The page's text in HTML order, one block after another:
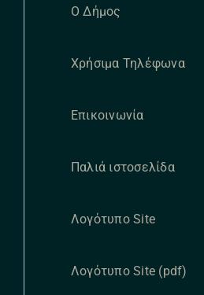
Ο Δήμος
Χρήσιμα Τηλέφωνα
Επικοινωνία
Παλιά ιστοσελίδα
Λογότυπο Site
Λογότυπο Site (pdf)